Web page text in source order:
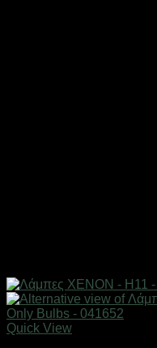
Quick View